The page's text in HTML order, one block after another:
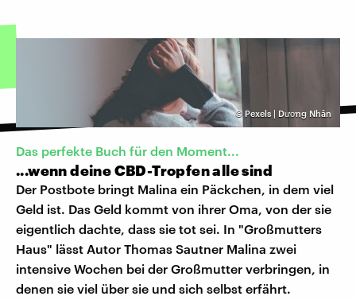
© Pexels | Dương Nhân
Das perfekte Buch für den Moment...
...wenn deine CBD-Tropfen alle sind
Der Postbote bringt Malina ein Päckchen, in dem viel
Geld ist. Das Geld kommt von ihrer Oma, von der sie
eigentlich dachte, dass sie tot sei. In "Großmutters
Haus" lässt Autor Thomas Sautner Malina zwei
intensive Wochen bei der Großmutter verbringen, in
denen sie viel über sie und sich selbst erfährt.